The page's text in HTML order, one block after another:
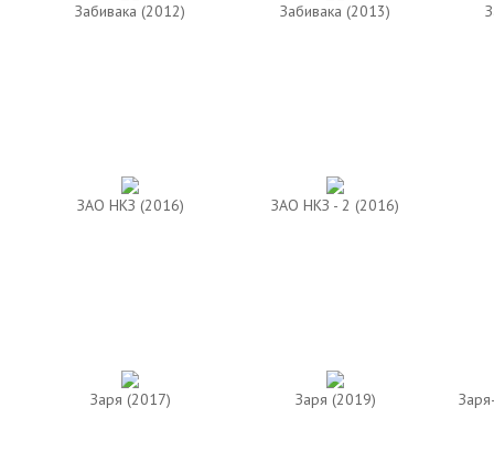
Забивака (2012) Забивака (2013)
ЗАО НКЗ (2016) ЗАО НКЗ - 2 (2016)
Заря (2017) Заря (2019)